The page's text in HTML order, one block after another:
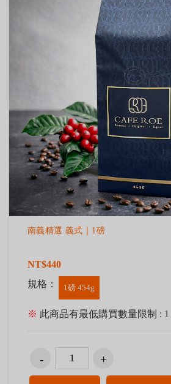
南義精選 義式｜1磅
NT$440
規格：
1磅 454g
※ 此商品有最低購買數量限制 : 1